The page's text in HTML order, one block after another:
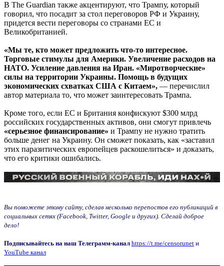
В The Guardian также акцентируют, что Трампу, который
говорил, что посадит за стол переговоров РФ и Украину,
придется вести переговоры со странами ЕС и
Великобританией.
«Мы те, кто может предложить что-то интересное.
Торговые стимулы для Америки. Увеличение расходов на
НАТО. Усиление давления на Иран. «Миротворческие»
силы на территории Украины. Помощь в будущих
экономических схватках США с Китаем», — перечислил
автор материала то, что может заинтересовать Трампа.
Кроме того, если ЕС и Британия конфискуют $300 млрд
российских государственных активов, они смогут привлечь
«серьезное финансирование» и Трампу не нужно тратить
больше денег на Украину. Он сможет показать, как «заставил
этих паразитических европейцев раскошелиться» и доказать,
что его критики ошибались.
Вы поможете этому сайту, сделав несколько перепостов его публикаций в
социальных сетях (Facebook, Twitter, Google и других). Сделай доброе
дело!
Подписывайтесь на наш Телеграмм-канал https://t.me/censorunet и
YouTube канал